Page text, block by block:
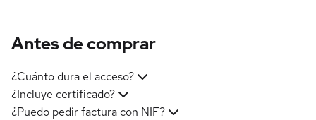
Antes de comprar
¿Cuánto dura el acceso?
¿Incluye certificado?
¿Puedo pedir factura con NIF?